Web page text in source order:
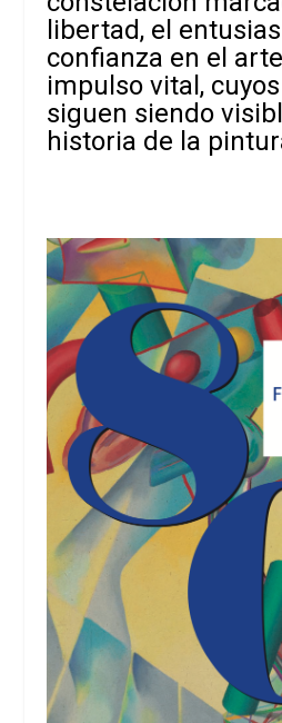
libertad, el
confianza en el
impulso vital,
siguen siendo
historia de la